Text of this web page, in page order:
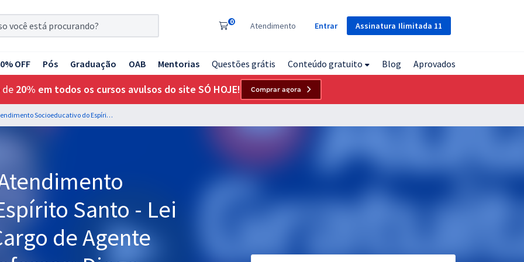
Assinatura Ilimitada 11
0 Atendimento Entrar
OFF Pós Graduação OAB Mentorias Questões grátis Conteúdo gratuito Blog Aprovados
de 20% em todos os cursos avulsos do site SÓ HOJE! Comprar agora
IASES - Instituto de Atendimento Socioeducativo do Espírito Santo - Lei Nº 7.716/89 para o Cargo de Agente Socioeducativo - Professor: Diego Fontes
Santo - Lei
de Agente